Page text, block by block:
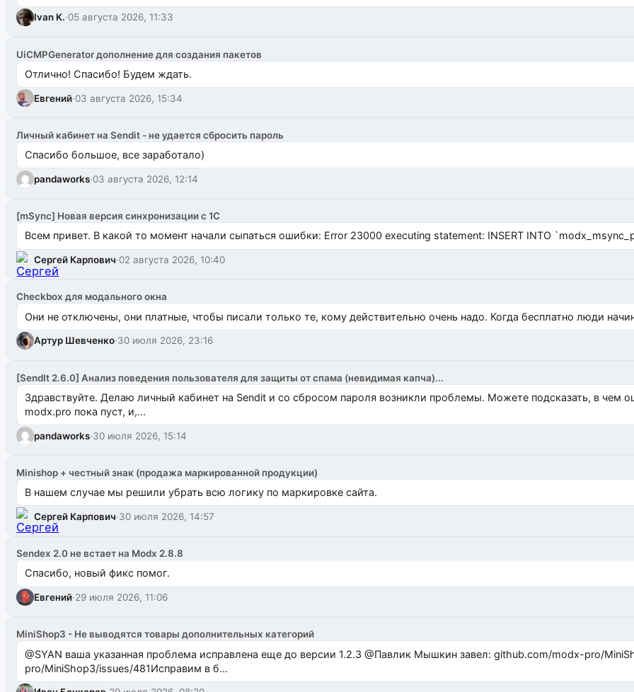
Ivan K.·05 августа 2026, 11:33
UiCMPGenerator дополнение для создания пакетов
Отлично! Спасибо! Будем ждать.
Евгений·03 августа 2026, 15:34
Личный кабинет на Sendit - не удается сбросить пароль
Спасибо большое, все заработало)
pandaworks·03 августа 2026, 12:14
[mSync] Новая версия синхронизации с 1С
Всем привет. В какой то момент начали сыпаться ошибки: Error 23000 executing statement: INSERT INTO
Сергей Карпович·02 августа 2026, 10:40
Checkbox для модального окна
Они не отключены, они платные, чтобы писали только те, кому действительно очень надо. Когда бесплатно люди
Артур Шевченко·30 июля 2026, 23:16
[SendIt 2.6.0] Анализ поведения пользователя для защиты от спама (невидимая капча)...
Здравствуйте. Делаю личный кабинет на Sendit и со сбросом пароля возникли проблемы. Можете подсказать, в чем
modx.pro пока пуст, и,...
pandaworks·30 июля 2026, 15:14
Minishop + честный знак (продажа маркированной продукции)
В нашем случае мы решили убрать всю логику по маркировке сайта.
Сергей Карпович·30 июля 2026, 14:57
Sendex 2.0 не встает на Modx 2.8.8
Спасибо, новый фикс помог.
Евгений·29 июля 2026, 11:06
MiniShop3 - Не выводятся товары дополнительных категорий
@SYAN ваша указанная проблема исправлена еще до версии 1.2.3 @Павлик Мышкин завел: github.com/modx-pro/MiniShop3/issues/480 github.com/modx-
pro/MiniShop3/issues/481Исправим в б...